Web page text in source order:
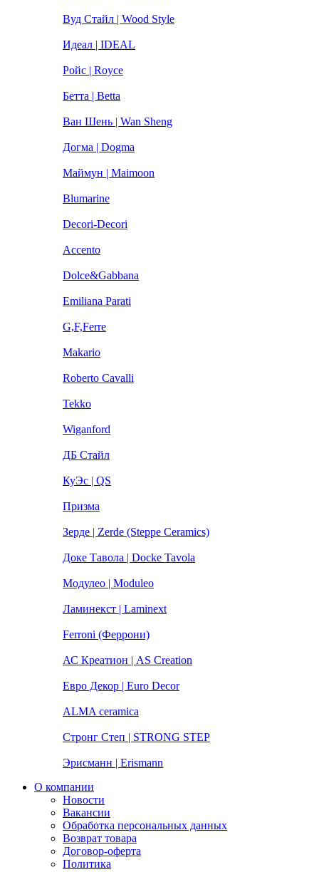
Вуд Стайл | Wood Style
Идеал | IDEAL
Ройс | Royce
Бетта | Betta
Ван Шень | Wan Sheng
Догма | Dogma
Маймун | Maimoon
Blumarine
Decori-Decori
Accento
Dolce&Gabbana
Emiliana Parati
G,F,Ferre
Makario
Roberto Cavalli
Tekko
Wiganford
ДБ Стайл
КуЭс | QS
Призма
Зерде | Zerde (Steppe Ceramics)
Доке Тавола | Docke Tavola
Модулео | Moduleo
Ламинекст | Laminext
Ferroni (Феррони)
АС Креатион | AS Creation
Евро Декор | Euro Decor
ALMA ceramica
Стронг Степ | STRONG STEP
Эрисманн | Erismann
О компании
Новости
Вакансии
Обработка персональных данных
Возврат товара
Договор-оферта
Политика